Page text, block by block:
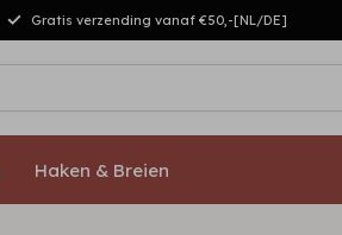
Gratis verzending vanaf €50,-[NL/DE]
Haken & Breien